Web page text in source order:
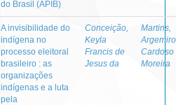
do Brasil (APIB)
A invisibilidade do
indígena no
processo eleitoral
brasileiro : as
organizações
indígenas e a luta
pela
Conceição,
Keyla
Francis de
Jesus da
Martins,
Argemiro
Cardoso
Moreira